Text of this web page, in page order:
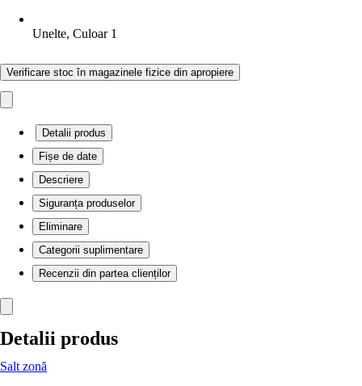
Unelte, Culoar 1
Verificare stoc în magazinele fizice din apropiere
Detalii produs
Fișe de date
Descriere
Siguranța produselor
Eliminare
Categorii suplimentare
Recenzii din partea clienților
Detalii produs
Salt zonă